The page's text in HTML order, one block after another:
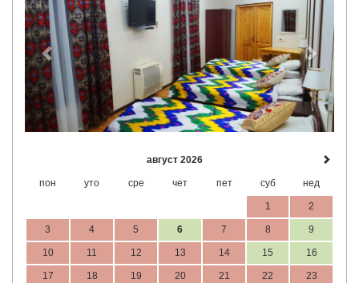
август 2026
пон уто сре чет пет суб нед
1 2
3 4 5 6 7 8 9
10 11 12 13 14 15 16
17 18 19 20 21 22 23